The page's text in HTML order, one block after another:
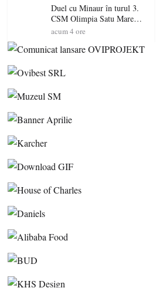
„Oțeloaia rămâne un brand
al Codrului”
Duel cu Minaur în turul 3.
CSM Olimpia Satu Mare
începe aventura în Cupa
acum 4 ore